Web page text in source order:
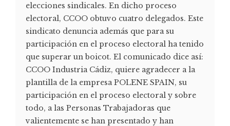
elecciones sindicales. En dicho proceso
electoral, CCOO obtuvo cuatro delegados. Este
sindicato denuncia además que para su
participación en el proceso electoral ha tenido
que superar un boicot. El comunicado dice así:
CCOO Industria Cádiz, quiere agradecer a la
plantilla de la empresa POLENE SPAIN, su
participación en el proceso electoral y sobre
todo, a las Personas Trabajadoras que
valientemente se han presentado y han